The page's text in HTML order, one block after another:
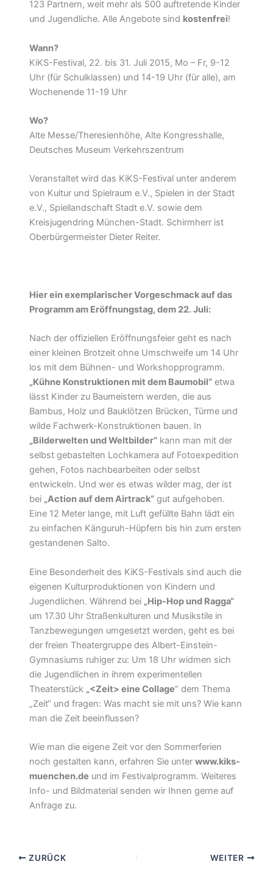
123 Partnern, weit mehr als 500 auftretende Kinder
und Jugendliche. Alle Angebote sind kostenfrei!
Wann?
KiKS-Festival, 22. bis 31. Juli 2015, Mo – Fr, 9-12
Uhr (für Schulklassen) und 14-19 Uhr (für alle), am
Wochenende 11-19 Uhr
Wo?
Alte Messe/Theresienhöhe, Alte Kongresshalle,
Deutsches Museum Verkehrszentrum
Veranstaltet wird das KiKS-Festival unter anderem
von Kultur und Spielraum e.V., Spielen in der Stadt
e.V., Spiellandschaft Stadt e.V. sowie dem
Kreisjugendring München-Stadt. Schirmherr ist
Oberbürgermeister Dieter Reiter.
Hier ein exemplarischer Vorgeschmack auf das
Programm am Eröffnungstag, dem 22. Juli:
Nach der offiziellen Eröffnungsfeier geht es nach
einer kleinen Brotzeit ohne Umschweife um 14 Uhr
los mit dem Bühnen- und Workshopprogramm.
„Kühne Konstruktionen mit dem Baumobil“etwa
lässt Kinder zu Baumeistern werden, die aus
Bambus, Holz und Bauklötzen Brücken, Türme und
wilde Fachwerk-Konstruktionen bauen. In
„Bilderwelten und Weltbilder“kann man mit der
selbst gebastelten Lochkamera auf Fotoexpedition
gehen, Fotos nachbearbeiten oder selbst
entwickeln. Und wer es etwas wilder mag, der ist
bei „Action auf dem Airtrack“gut aufgehoben.
Eine 12 Meter lange, mit Luft gefüllte Bahn lädt ein
zu einfachen Känguruh-Hüpfern bis hin zum ersten
gestandenen Salto.
Eine Besonderheit des KiKS-Festivals sind auch die
eigenen Kulturproduktionen von Kindern und
Jugendlichen. Während bei „Hip-Hop und Ragga“
um 17.30 Uhr Straßenkulturen und Musikstile in
Tanzbewegungen umgesetzt werden, geht es bei
der freien Theatergruppe des Albert-Einstein-
Gymnasiums ruhiger zu: Um 18 Uhr widmen sich
die Jugendlichen in ihrem experimentellen
Theaterstück „<Zeit> eine Collage“ dem Thema
„Zeit“ und fragen: Was macht sie mit uns? Wie kann
man die Zeit beeinflussen?
Wie man die eigene Zeit vor den Sommerferien
noch gestalten kann, erfahren Sie unter www.kiks-
muenchen.de und im Festivalprogramm. Weiteres
Info- und Bildmaterial senden wir Ihnen gerne auf
Anfrage zu.
ZURÜCK WEITER